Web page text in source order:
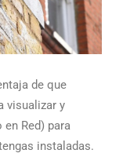
de que
visualizar y
en Red) para
instaladas.